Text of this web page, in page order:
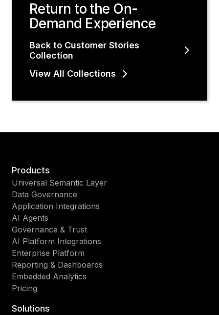
Return to the On-
Demand Experience
Back to Customer Stories
Collection
View All Collections
Products
Universal Semantic Layer
Data Governance
Application Integrations
AI Agents
Governance & Trust
AI Platform Integrations
Enterprise Platform
Reporting & Dashboards
Embedded Analytics
Pricing
Solutions